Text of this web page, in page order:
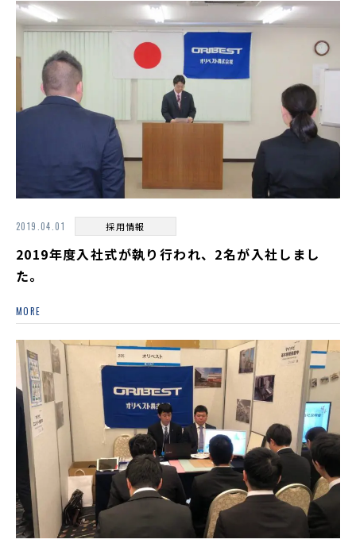
2019.04.01 採用情報
2019年度入社式が執り行われ、2名が入社しまし
た。
MORE